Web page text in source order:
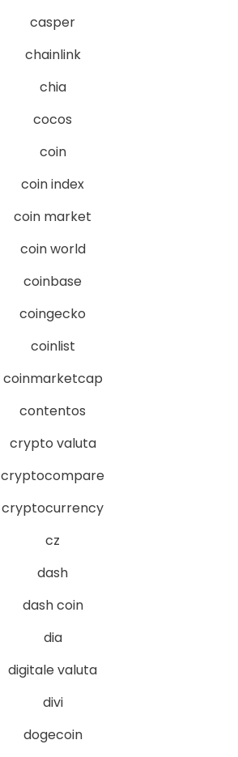
casper
chainlink
chia
cocos
coin
coin index
coin market
coin world
coinbase
coingecko
coinlist
coinmarketcap
contentos
crypto valuta
cryptocompare
cryptocurrency
cz
dash
dash coin
dia
digitale valuta
divi
dogecoin